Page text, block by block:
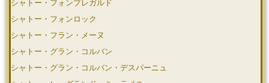
シャトー・フォンプレガルド
シャトー・フォンロック
シャトー・フラン・メーヌ
シャトー・グラン・コルバン
シャトー・グラン・コルバン・デスパーニュ